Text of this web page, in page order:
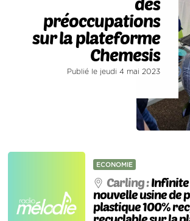
préoccupations
sur la plateforme
Chemesis
Publié le jeudi 4 mai 2023
ECONOMIE
Carling :Infinite
nouvelle usine de
plastique 100%